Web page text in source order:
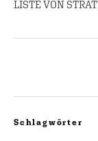
LISTE VON
Schlagwörter